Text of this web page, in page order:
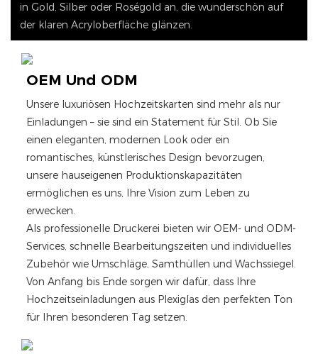
in Gold, Silber oder Roségold an, die wunderschön auf
der klaren Acryloberfläche glänzen.
OEM Und ODM
Unsere luxuriösen Hochzeitskarten sind mehr als nur
Einladungen – sie sind ein Statement für Stil. Ob Sie
einen eleganten, modernen Look oder ein
romantisches, künstlerisches Design bevorzugen,
unsere hauseigenen Produktionskapazitäten
ermöglichen es uns, Ihre Vision zum Leben zu
erwecken.
Als professionelle Druckerei bieten wir OEM- und ODM-
Services, schnelle Bearbeitungszeiten und individuelles
Zubehör wie Umschläge, Samthüllen und Wachssiegel.
Von Anfang bis Ende sorgen wir dafür, dass Ihre
Hochzeitseinladungen aus Plexiglas den perfekten Ton
für Ihren besonderen Tag setzen.